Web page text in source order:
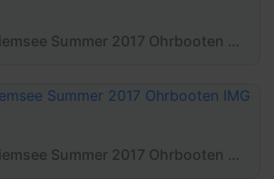
2017 08 17 Chiemsee Summer 2017 Ohrbooten IMG 9917 Rydle net
2017 08 17 Chiemsee Summer 2017 Ohrbooten IMG 9981 Rydle net